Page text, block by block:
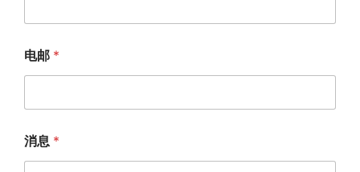
电邮 *
消息 *